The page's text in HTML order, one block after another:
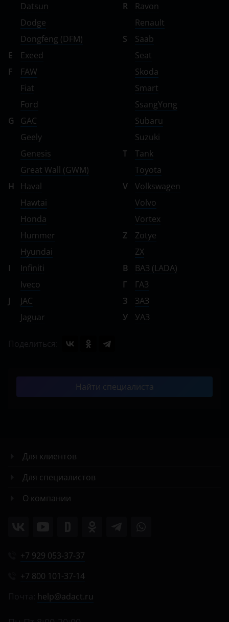
Datsun
Dodge
Dongfeng (DFM)
E
Exeed
F
FAW
Fiat
Ford
G
GAC
Geely
Genesis
Great Wall (GWM)
H
Haval
Hawtai
Honda
Hummer
Hyundai
I
Infiniti
Iveco
J
JAC
Jaguar
R
Ravon
Renault
S
Saab
Seat
Skoda
Smart
SsangYong
Subaru
Suzuki
T
Tank
Toyota
V
Volkswagen
Volvo
Vortex
Z
Zotye
ZX
В
ВАЗ (LADA)
Г
ГАЗ
З
ЗАЗ
У
УАЗ
Найти специалиста
Для клиентов
Для специалистов
О компании
+7 929 053-37-37
+7 800 101-37-14
help@adact.ru